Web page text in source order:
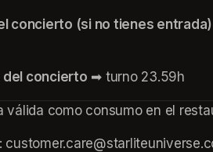
concierto (si no tienes entrada)
del concierto ➡ turno 23.59h
válida como consumo en el